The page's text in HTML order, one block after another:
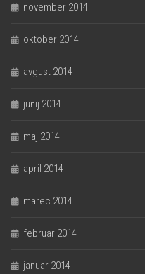
november 2014
oktober 2014
avgust 2014
junij 2014
maj 2014
april 2014
marec 2014
februar 2014
januar 2014